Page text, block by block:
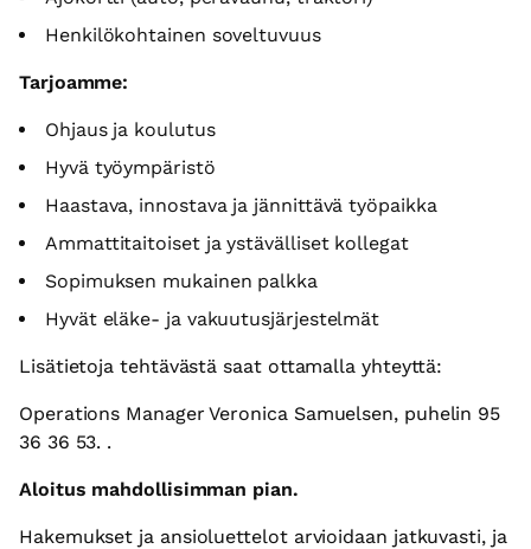
Henkilökohtainen soveltuvuus
Tarjoamme:
Ohjaus ja koulutus
Hyvä työympäristö
Haastava, innostava ja jännittävä työpaikka
Ammattitaitoiset ja ystävälliset kollegat
Sopimuksen mukainen palkka
Hyvät eläke- ja vakuutusjärjestelmät
Lisätietoja tehtävästä saat ottamalla yhteyttä:
Operations Manager Veronica Samuelsen, puhelin 95
36 36 53. .
Aloitus mahdollisimman pian.
Hakemukset ja ansioluettelot arvioidaan jatkuvasti, ja